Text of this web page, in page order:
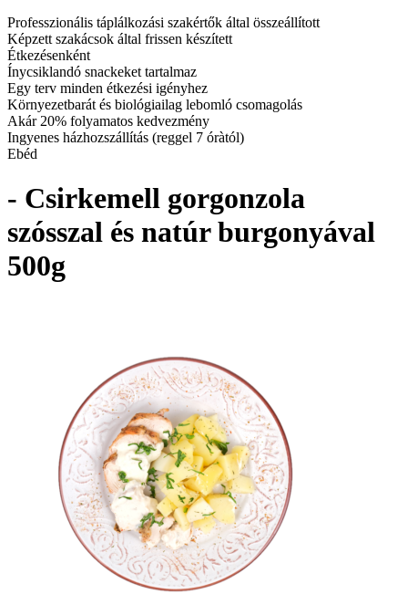
Professzionális táplálkozási szakértők által összeállított
Képzett szakácsok által frissen készített
Étkezésenként
Ínycsiklandó snackeket tartalmaz
Egy terv minden étkezési igényhez
Környezetbarát és biológiailag lebomló csomagolás
Akár 20% folyamatos kedvezmény
Ingyenes házhozszállítás (reggel 7 óràtól)
Ebéd
- Csirkemell gorgonzola
szósszal és natúr burgonyával
500g